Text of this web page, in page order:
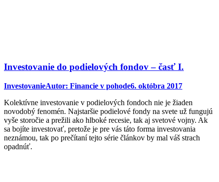
Investovanie do podielových fondov – časť I.
InvestovanieAutor: Financie v pohode6. októbra 2017
Kolektívne investovanie v podielových fondoch nie je žiaden
novodobý fenomén. Najstaršie podielové fondy na svete už fungujú
vyše storočie a prežili ako hlboké recesie, tak aj svetové vojny. Ak
sa bojíte investovať, pretože je pre vás táto forma investovania
neznámou, tak po prečítaní tejto série článkov by mal váš strach
opadnúť.